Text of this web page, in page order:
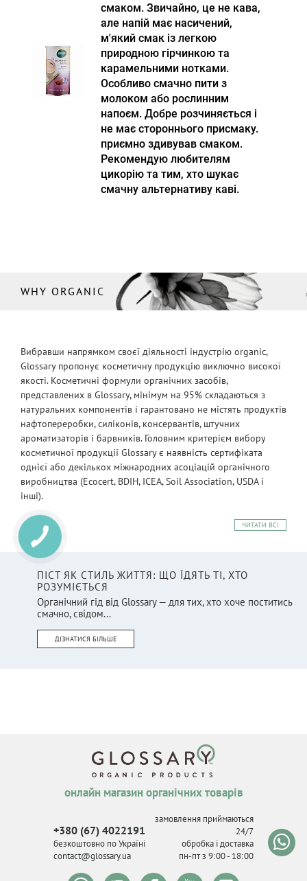
смаком. Звичайно, це не кава,
але напій має насичений,
м'який смак із легкою
природною гірчинкою та
карамельними нотками.
Особливо смачно пити з
молоком або рослинним
напоєм. Добре розчиняється і
не має стороннього присмаку.
приємно здивував смаком.
Рекомендую любителям
цикорію та тим, хто шукає
смачну альтернативу каві.
WHY ORGANIC
Вибравши напрямком своєї діяльності індустрію organic,
Glossary пропонує косметичну продукцію виключно високої
якості. Косметичні формули органічних засобів,
представлених в Glossary, мінімум на 95% складаються з
натуральних компонентів і гарантовано не містять продуктів
нафтопереробки, силіконів, консервантів, штучних
ароматизаторів і барвників. Головним критерієм вибору
косметичної продукції Glossary є наявність сертифіката
однієї або декількох міжнародних асоціацій органічного
виробництва (Ecocert, BDIH, ICEA, Soil Association, USDA і
інші).
ЧИТАТИ ВСІ
ПІСТ ЯК СТИЛЬ ЖИТТЯ: ЩО ЇДЯТЬ ТІ, ХТО
РОЗУМІЄТЬСЯ
Органічний гід від Glossary — для тих, хто хоче поститись
смачно, свідом...
ДІЗНАТИСЯ БІЛЬШЕ
онлайн магазин органічних товарів
+380 (67) 4022191
безкоштовно по Україні
contact@glossary.ua
замовлення приймаються
24/7
обробка і доставка
пн-пт з 9:00 - 18:00